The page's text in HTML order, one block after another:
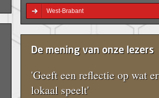
West-Brabant
De mening van onze lezers
'Geeft een reflectie op wat er
lokaal speelt'